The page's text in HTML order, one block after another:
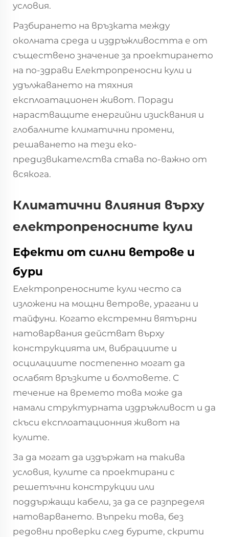
условия.
Разбирането на връзката между
околната среда и издръжливостта е от
съществено значение за проектирането
на по-здрави Електропреносни кули и
удължаването на тяхния
експлоатационен живот. Поради
нарастващите енергийни изисквания и
глобалните климатични промени,
решаването на тези еко-
предизвикателства става по-важно от
всякога.
Климатични влияния върху
електропреносните кули
Ефекти от силни ветрове и
бури
Електропреносните кули често са
изложени на мощни ветрове, урагани и
тайфуни. Когато екстремни вятърни
натоварвания действат върху
конструкцията им, вибрациите и
осцилациите постепенно могат да
ослабят връзките и болтовете. С
течение на времето това може да
намали структурната издръжливост и да
скъси експлоатационния живот на
кулите.
За да могат да издържат на такива
условия, кулите са проектирани с
решетъчни конструкции или
поддържащи кабели, за да се разпределя
натоварването. Въпреки това, без
редовни проверки след бурите, скрити